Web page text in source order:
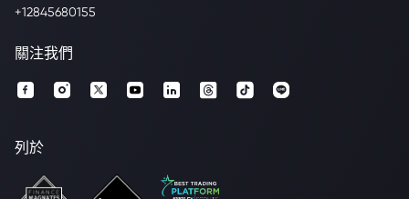
+12845680155
關注我們
列於